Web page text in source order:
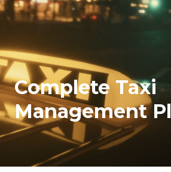
Complete Taxi
Management